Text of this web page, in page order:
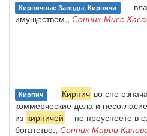
Кирпичные Заводы, Кирпичи —
имуществом., Сонник Мисс
Кирпич — Кирпич во сне
коммерческие дела и
из кирпичей – не преуспеете в
богатство., Сонник Марии